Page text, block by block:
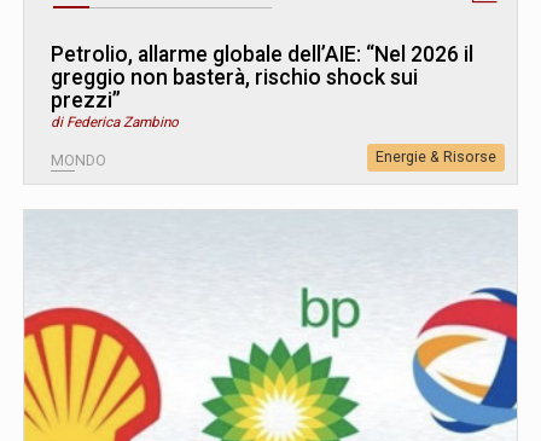
Petrolio, allarme globale dell’AIE: “Nel 2026 il
greggio non basterà, rischio shock sui
prezzi”
di Federica Zambino
MONDO Energie & Risorse